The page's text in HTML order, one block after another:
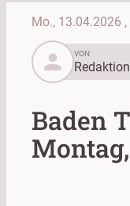
Mo., 13.04.2026
person
VON
Redaktion
Baden